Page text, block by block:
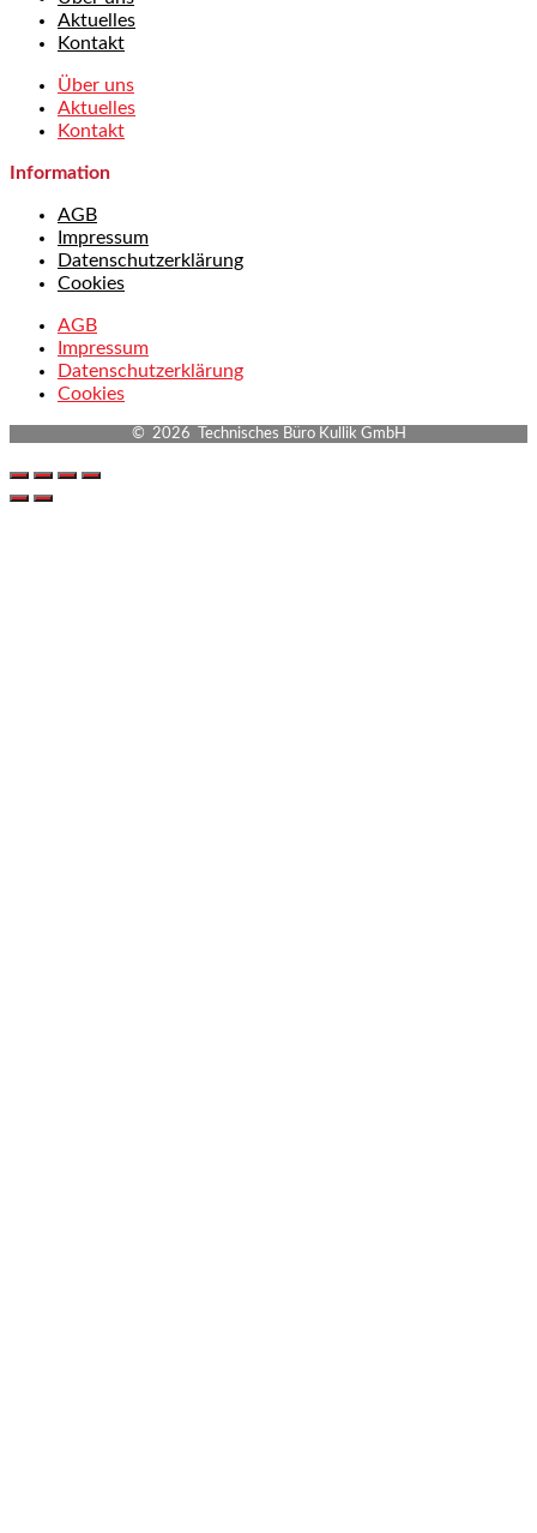
Aktuelles
Kontakt
Über uns
Aktuelles
Kontakt
Information
AGB
Impressum
Datenschutzerklärung
Cookies
AGB
Impressum
Datenschutzerklärung
Cookies
© 2026 Technisches Büro Kullik GmbH